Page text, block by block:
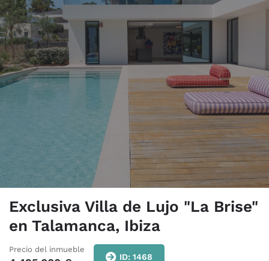
Exclusiva Villa de Lujo "La Brise"
en Talamanca, Ibiza
Precio del inmueble
ID: 1468